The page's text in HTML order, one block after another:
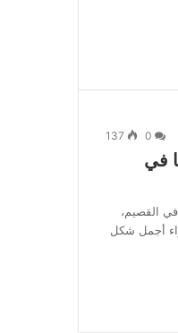
137
في
القصيم،
أجمل شكل